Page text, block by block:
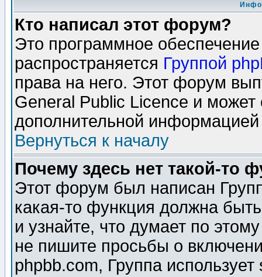
Кто написал этот форум?
Это программное
распространяется Группой
права на него. Этот форум
General Public Licence и может
дополнительной
Вернуться к началу
Почему здесь нет такой-то
Этот форум был написан
какая-то функция должна
и узнайте, что думает по
не пишите просьбы о
phpbb.com, Группа